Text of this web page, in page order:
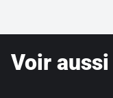
Voir aussi